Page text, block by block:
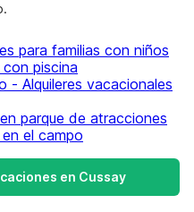
para familias con niños
piscina
- Alquileres vacacionales
parque de atracciones
el campo
en Cussay